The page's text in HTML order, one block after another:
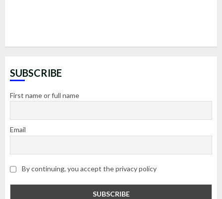
SUBSCRIBE
First name or full name
Email
By continuing, you accept the privacy policy